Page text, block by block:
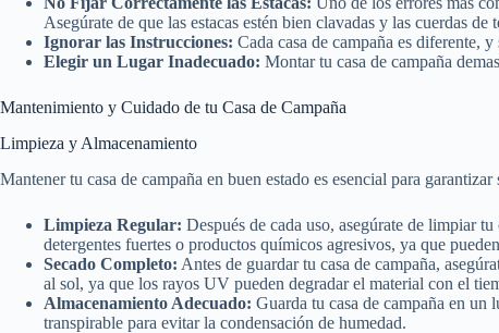
Asegúrate de que las estacas estén bien clavadas y las cuerdas de
Ignorar las Instrucciones: Cada casa de campaña es diferente,
Elegir un Lugar Inadecuado: Montar tu casa de campaña
Mantenimiento y Cuidado de tu Casa de Campaña
Limpieza y Almacenamiento
Mantener tu casa de campaña en buen estado es esencial para
Limpieza Regular: Después de cada uso, asegúrate de limpiar
detergentes fuertes o productos químicos agresivos, ya que
Secado Completo: Antes de guardar tu casa de campaña,
al sol, ya que los rayos UV pueden degradar el material con el
Almacenamiento Adecuado: Guarda tu casa de campaña en un
transpirable para evitar la condensación de humedad.